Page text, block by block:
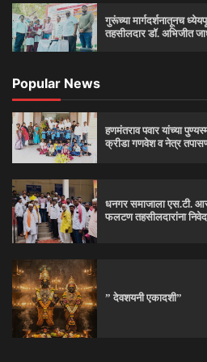
गुरूंच्या मार्गदर्शनातूनच
तहसीलदार डॉ. अभिजीत
Popular News
हणमंतराव पवार यांच्या
क्रीडा गणवेश व नेत्र
धनगर समाजाला एस.टी.
फलटण तहसीलदारांना
” देवशयनी एकादशी”